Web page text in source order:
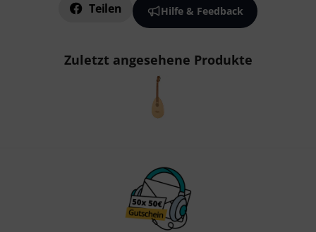
Teilen Hilfe & Feedback
Zuletzt angesehene Produkte